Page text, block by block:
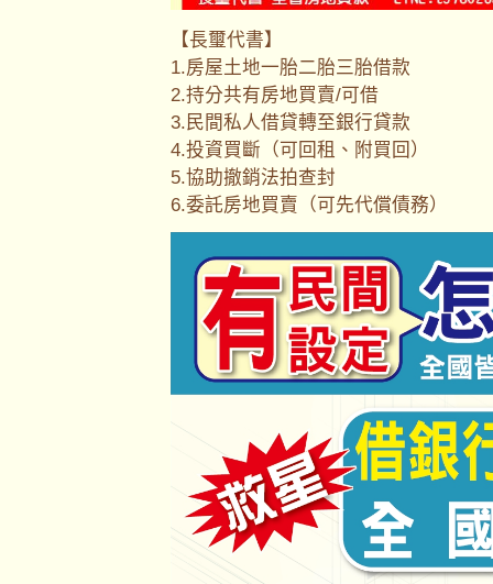
【長璽代書】
1.房屋土地一胎二胎三胎借款
2.持分共有房地買賣/可借
3.民間私人借貸轉至銀行貸款
4.投資買斷（可回租、附買回）
5.協助撤銷法拍查封
6.委託房地買賣（可先代償債務）